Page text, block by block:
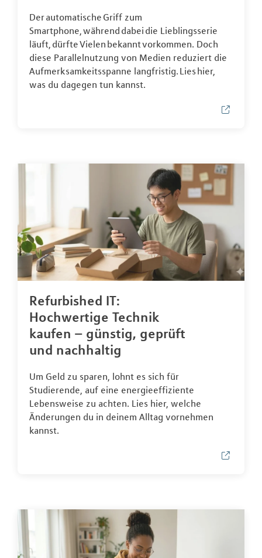
Der automatische Griff zum
Smartphone, während dabei die Lieblingsserie
läuft, dürfte Vielen bekannt vorkommen. Doch
diese Parallelnutzung von Medien reduziert die
Aufmerksamkeitsspanne langfristig. Lies hier,
was du dagegen tun kannst.
Refurbished IT:
Hochwertige Technik
kaufen – günstig, geprüft
und nachhaltig
Um Geld zu sparen, lohnt es sich für
Studierende, auf eine energieeffiziente
Lebensweise zu achten. Lies hier, welche
Änderungen du in deinem Alltag vornehmen
kannst.